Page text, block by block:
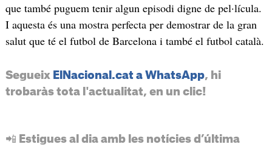
que també puguem tenir algun episodi digne de pel·lícula.
I aquesta és una mostra perfecta per demostrar de la gran
salut que té el futbol de Barcelona i també el futbol català.
Segueix ElNacional.cat a WhatsApp, hi
trobaràs tota l'actualitat, en un clic!
📲 Estigues al dia amb les notícies d’última